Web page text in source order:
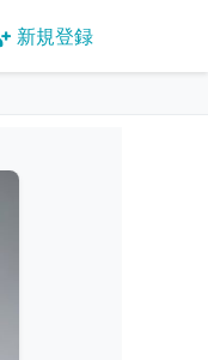
新規登録